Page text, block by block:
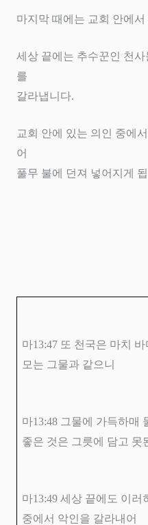
마지막 때에는 교회 안에
세상 끝에는 추수꾼인 천
를
갈라냅니다.
교회 안에 있는 의인 중에
어
풀무 불에 던져 넣어지게
마13:47 또 천국은 마치
모는 그물과 같으니
마13:48 그물에 가득하매
좋은 것은 그릇에 담고 못
마13:49세상 끝에도 이러
중에서 악인을 갈라내어